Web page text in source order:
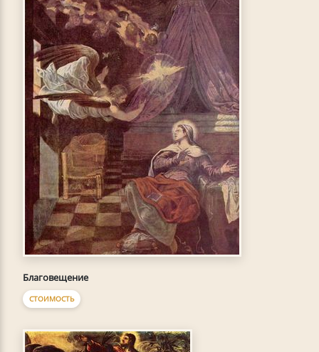
Благовещение
СТОИМОСТЬ